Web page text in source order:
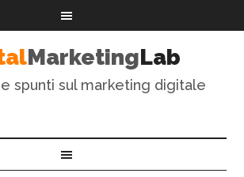
MarketingLab
spunti sul marketing digitale